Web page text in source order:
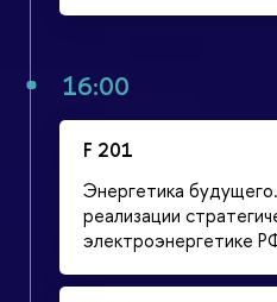
16:00
F 201
Энергетика
реализации
электроэнергетике